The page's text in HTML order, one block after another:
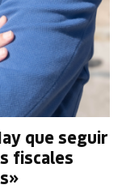
que seguir
fiscales